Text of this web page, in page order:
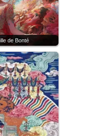
de Bonté